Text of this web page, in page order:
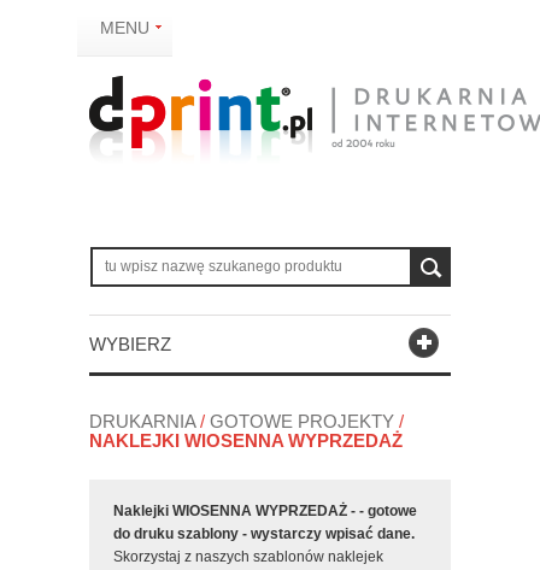
MENU
WYBIERZ
DRUKARNIA/ GOTOWE PROJEKTY /
NAKLEJKI WIOSENNA WYPRZEDAŻ
Naklejki WIOSENNA WYPRZEDAŻ - - gotowe
do druku szablony - wystarczy wpisać dane.
Skorzystaj z naszych szablonów naklejek